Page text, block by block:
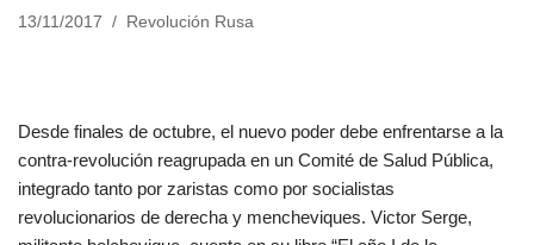
13/11/2017 Revolución Rusa
Desde finales de octubre, el nuevo poder debe enfrentarse a la
contra-revolución reagrupada en un Comité de Salud Pública,
integrado tanto por zaristas como por socialistas
revolucionarios de derecha y mencheviques. Victor Serge,